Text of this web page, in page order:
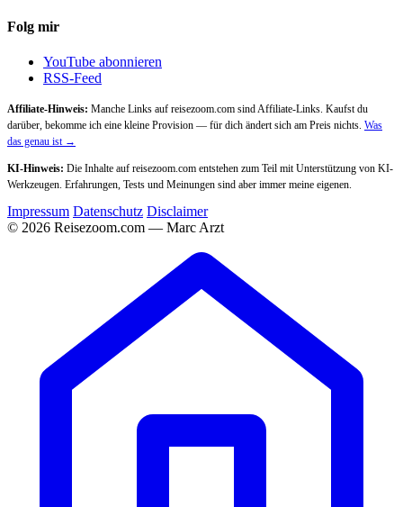
Folg mir
YouTube abonnieren
RSS-Feed
Affiliate-Hinweis: Manche Links auf reisezoom.com sind Affiliate-Links. Kaufst du
darüber, bekomme ich eine kleine Provision — für dich ändert sich am Preis nichts. Was
das genau ist →
KI-Hinweis: Die Inhalte auf reisezoom.com entstehen zum Teil mit Unterstützung von KI-
Werkzeugen. Erfahrungen, Tests und Meinungen sind aber immer meine eigenen.
Impressum Datenschutz Disclaimer
© 2026 Reisezoom.com — Marc Arzt